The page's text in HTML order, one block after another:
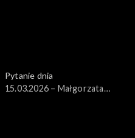
Pytanie dnia
15.03.2026 – Małgorzata